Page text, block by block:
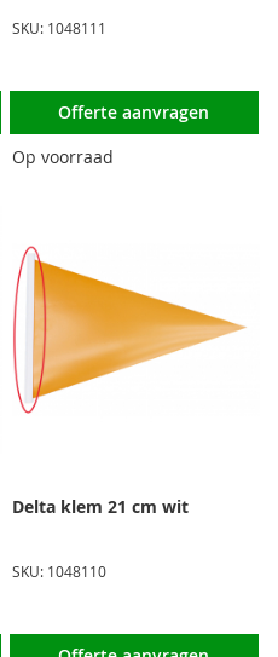
SKU: 1048111
Offerte aanvragen
Op voorraad
Delta klem 21 cm wit
SKU: 1048110